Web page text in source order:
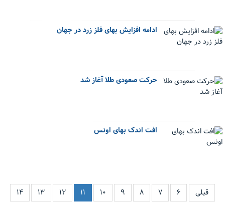
ادامه افزایش بهای فلز زرد در جهان
حرکت صعودی طلا آغاز شد
افت اندک بهای اونس
قبلی ۶ ۷ ۸ ۹ ۱۰ ۱۱ ۱۲ ۱۳ ۱۴